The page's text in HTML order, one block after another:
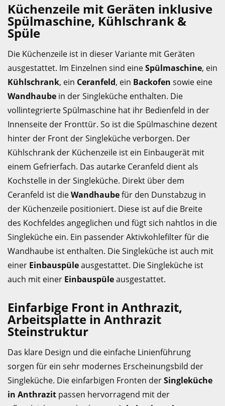
Küchenzeile mit Geräten inklusive
Spülmaschine, Kühlschrank &
Spüle
Die Küchenzeile ist in dieser Variante mit Geräten
ausgestattet. Im Einzelnen sind eineSpülmaschine, ein
Kühlschrank, ein Ceranfeld, ein Backofen sowie eine
Wandhaube in der Singleküche enthalten. Die
vollintegrierte Spülmaschine hat ihr Bedienfeld in der
Innenseite der Fronttür. So ist die Spülmaschine dezent
hinter der Front der Singleküche verborgen. Der
Kühlschrank der Küchenzeile ist ein Einbaugerät mit
einem Gefrierfach. Das autarke Ceranfeld dient als
Kochstelle in der Singleküche. Direkt über dem
Ceranfeld ist dieWandhaubefür den Dunstabzug in
der Küchenzeile positioniert. Diese ist auf die Breite
des Kochfeldes angeglichen und fügt sich nahtlos in die
Singleküche ein. Ein passender Aktivkohlefilter für die
Wandhaube ist enthalten. Die Singleküche ist auch mit
einer Einbauspüleausgestattet. Die Singleküche ist
auch mit einer Einbauspüleausgestattet.
Einfarbige Front in Anthrazit,
Arbeitsplatte in Anthrazit
Steinstruktur
Das klare Design und die einfache Linienführung
sorgen für ein sehr modernes Erscheinungsbild der
Singleküche. Die einfarbigen Fronten derSingleküche
in Anthrazit passen hervorragend mit der